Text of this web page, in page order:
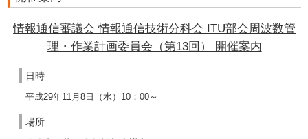
情報通信審議会 情報通信技術分科会 ITU部会周波数管
理・作業計画委員会（第13回） 開催案内
日時
平成29年11月8日（水）10：00～
場所